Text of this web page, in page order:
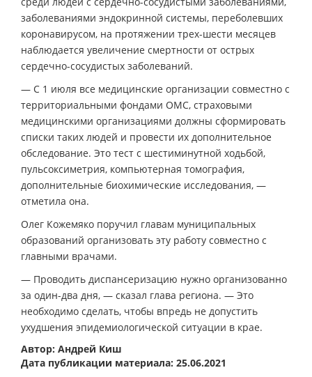
заболеваниями эндокринной системы, переболевших
коронавирусом, на протяжении трех-шести месяцев
наблюдается увеличение смертности от острых
сердечно-сосудистых заболеваний.
— С 1 июля все медицинские организации совместно с
территориальными фондами ОМС, страховыми
медицинскими организациями должны сформировать
списки таких людей и провести их дополнительное
обследование. Это тест с шестиминутной ходьбой,
пульсоксиметрия, компьютерная томография,
дополнительные биохимические исследования, —
отметила она.
Олег Кожемяко поручил главам муниципальных
образований организовать эту работу совместно с
главными врачами.
— Проводить диспансеризацию нужно организованно
за один-два дня, — сказал глава региона. — Это
необходимо сделать, чтобы впредь не допустить
ухудшения эпидемиологической ситуации в крае.
Автор: Андрей Киш
Дата публикации материала: 25.06.2021